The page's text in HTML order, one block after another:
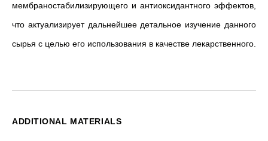
мембраностабилизирующего и антиоксидантного эффектов,
что актуализирует дальнейшее детальное изучение данного
сырья с целью его использования в качестве лекарственного.
ADDITIONAL MATERIALS